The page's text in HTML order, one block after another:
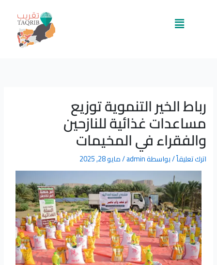
القائمة
رباط الخير التنموية توزيع
مساعدات غذائية للنازحين
والفقراء في المخيمات
اترك تعليقاً/ بواسطةadmin
/مايو 28, 2025